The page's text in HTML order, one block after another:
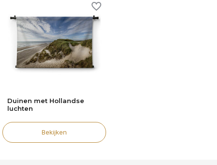
Duinen met Hollandse
luchten
Bekijken